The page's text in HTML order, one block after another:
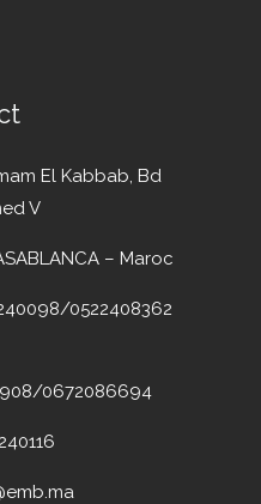
El Kabbab, Bd
V
– Maroc
0522408362
0672086694